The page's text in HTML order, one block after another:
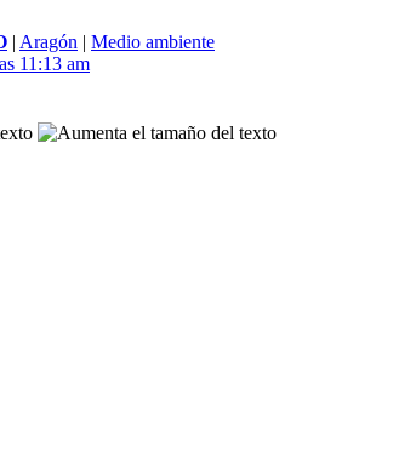
| Aragón | Medio ambiente
11:13 am